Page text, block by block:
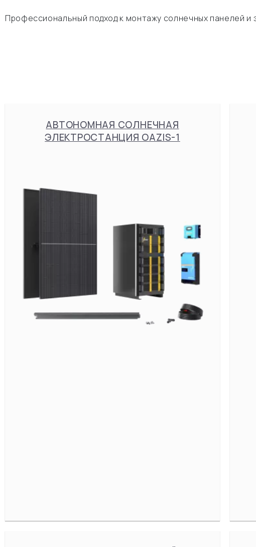
Профессиональный подход к монтажу солнечных панелей
АВТОНОМНАЯ СОЛНЕЧНАЯ
ЭЛЕКТРОСТАНЦИЯ OAZIS-1